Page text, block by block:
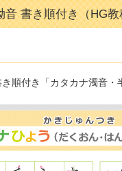
書き順付き（HG教
順付き「カタカナ濁音・